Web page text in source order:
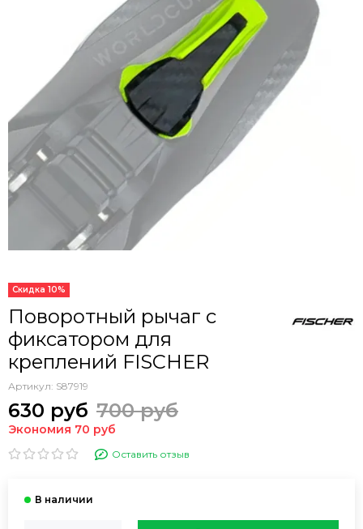
Скидка 10%
Поворотный рычаг с
фиксатором для
креплений FISCHER
Артикул: S87919
630 руб 700 руб
Экономия 70 руб
Оставить отзыв